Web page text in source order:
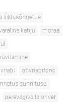
liiklusõnnetus
kahju
moraal
ohvriabifond
sünnitusel
perevägivalla ohver